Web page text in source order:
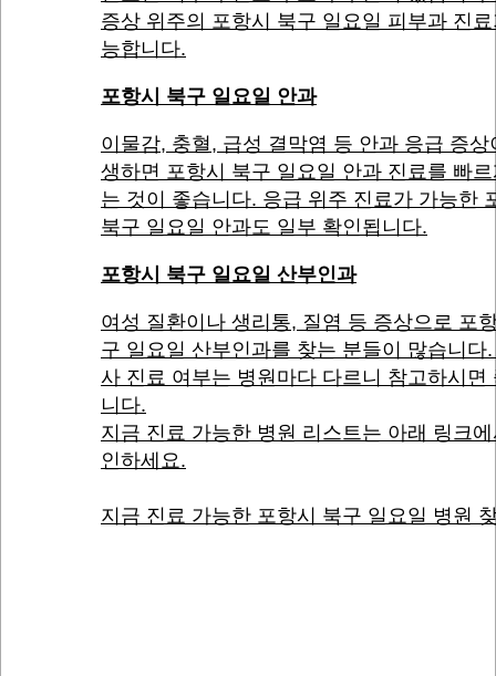
증상 위주의 포항시 북구 일요일 피부과 진
능합니다.
포항시 북구 일요일 안과
이물감, 충혈, 급성 결막염 등 안과 응급 증상
생하면 포항시 북구 일요일 안과 진료를 빠
는 것이 좋습니다. 응급 위주 진료가 가능한
북구 일요일 안과도 일부 확인됩니다.
포항시 북구 일요일 산부인과
여성 질환이나 생리통, 질염 등 증상으로 포
구 일요일 산부인과를 찾는 분들이 많습니다
사 진료 여부는 병원마다 다르니 참고하시면
니다.
지금 진료 가능한 병원 리스트는 아래 링크
인하세요.
지금 진료 가능한 포항시 북구 일요일 병원